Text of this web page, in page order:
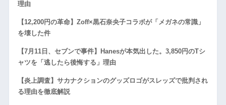
理由
【12,200円の革命】Zoff×黒石奈央子コラボが「メガネの常識」
を壊した件
【7月11日、セブンで事件】Hanesが本気出した。3,850円のTシ
ャツを「逃したら後悔する」理由
【炎上調査】サカナクションのグッズロゴがスレッズで批判され
る理由を徹底解説